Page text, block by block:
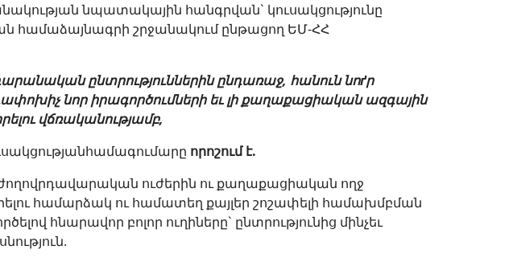
նպատակային հանգրվան` կուսակցությունը
համաձայնագրի շրջանակում ընթացող ԵՄ-ՀՀ
ընտրություններին ընդառաջ, հանուն նոґր
նոր իրագործումների եւ լի քաղաքացիական ազգային
վճռականությամբ,
որոշում է.
ուժերին ու քաղաքացիական ողջ
համարձակ ու համատեղ քայլեր շոշափելի համախմբման
հնարավոր բոլոր ուղիները` ընտրությունից մինչեւ